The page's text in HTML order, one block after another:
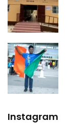
Instagram